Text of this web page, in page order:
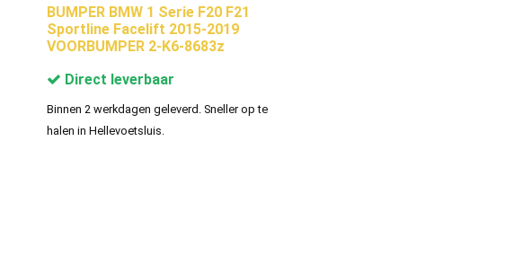
BUMPER BMW 1 Serie F20 F21
Sportline Facelift 2015-2019
VOORBUMPER 2-K6-8683z
Direct leverbaar
Binnen 2 werkdagen geleverd. Sneller op te
halen in Hellevoetsluis.